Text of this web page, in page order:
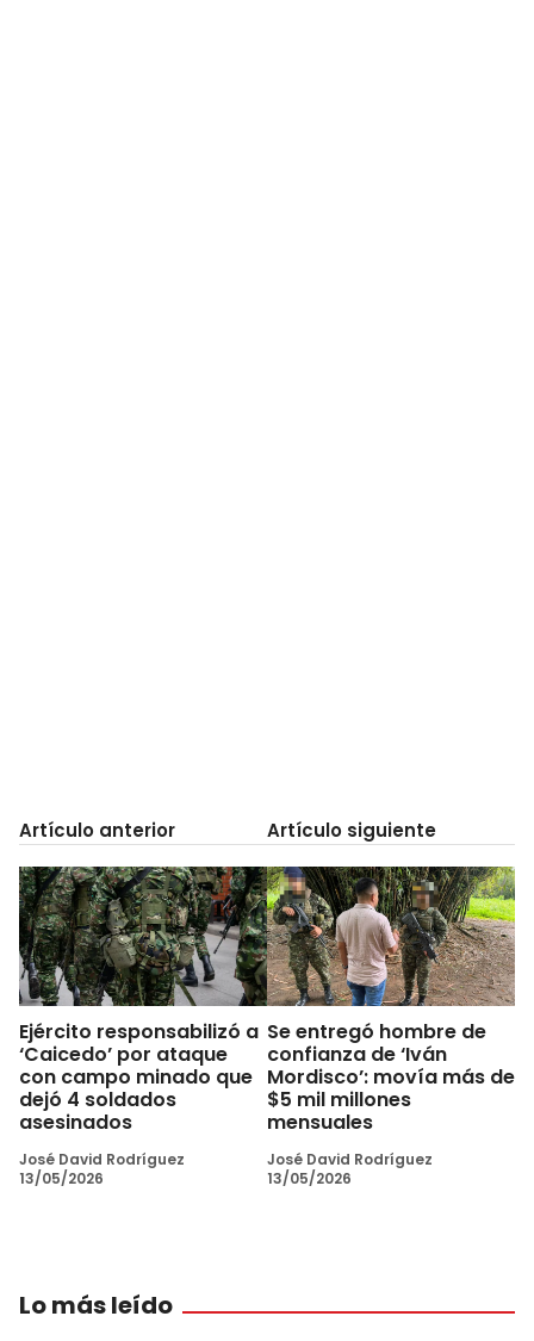
Artículo anterior
Ejército responsabilizó a
‘Caicedo’ por ataque
con campo minado que
dejó 4 soldados
asesinados
José David Rodríguez
13/05/2026
Artículo siguiente
Se entregó hombre de
confianza de ‘Iván
Mordisco’: movía más de
$5 mil millones
mensuales
José David Rodríguez
13/05/2026
Lo más leído